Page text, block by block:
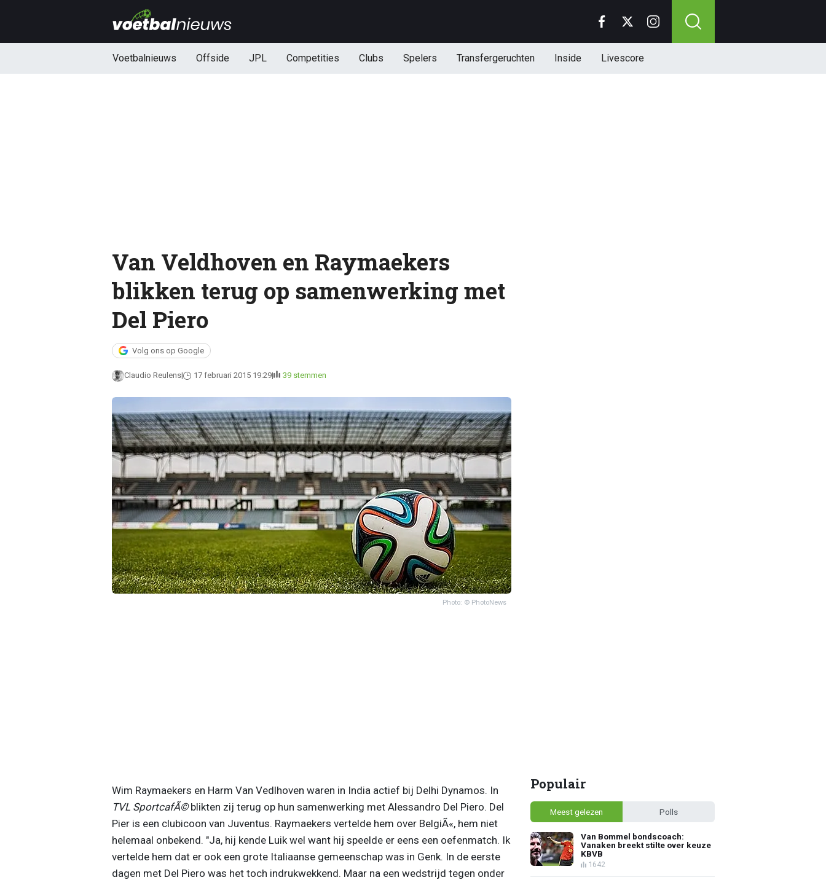
Voetbalnieuws Offside JPL Competities Clubs Spelers Transfergeruchten Inside Livescore
Van Veldhoven en Raymaekers
blikken terug op samenwerking met
Del Piero
Volg ons op Google
Claudio Reulens 17 februari 2015 19:29 39 stemmen
Photo: © PhotoNews
Wim Raymaekers en Harm Van Vedlhoven waren in India actief bij Delhi Dynamos. In
TVL SportcafÃ©blikten zij terug op hun samenwerking met Alessandro Del Piero. Del
Pier is een clubicoon van Juventus. Raymaekers vertelde hem over BelgiÃ«, hem niet
helemaal onbekend. "Ja, hij kende Luik wel want hij speelde er eens een oefenmatch. Ik
vertelde hem dat er ook een grote Italiaanse gemeenschap was in Genk. In de eerste
dagen met Del Piero was het toch indrukwekkend. Maar na een wedstrijd tegen onder
Populair
Meest gelezen Polls
Van Bommel bondscoach:
Vanaken breekt stilte over keuze
KBVB
1642